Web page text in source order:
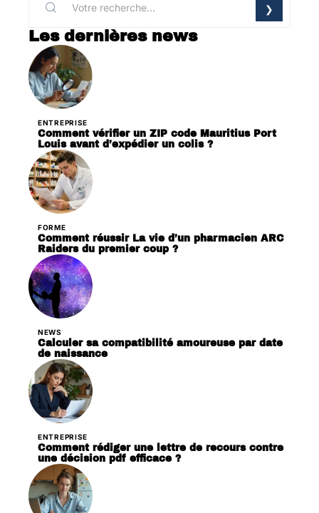
Les dernières news
ENTREPRISE
Comment vérifier un ZIP code Mauritius Port
Louis avant d’expédier un colis ?
FORME
Comment réussir La vie d’un pharmacien ARC
Raiders du premier coup ?
NEWS
Calculer sa compatibilité amoureuse par date
de naissance
ENTREPRISE
Comment rédiger une lettre de recours contre
une décision pdf efficace ?